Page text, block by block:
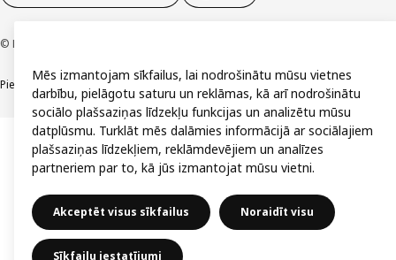
© Inter IKEA Systems B.V. 1999-2026
PiekļūstamībaVispārīgi noteikumiPrivātuma un sīkdatņu politikaKontakti
Mēs izmantojam sīkfailus, lai nodrošinātu mūsu vietnes
darbību, pielāgotu saturu un reklāmas, kā arī nodrošinātu
sociālo plašsaziņas līdzekļu funkcijas un analizētu mūsu
datplūsmu. Turklāt mēs dalāmies informācijā ar sociālajiem
plašsaziņas līdzekļiem, reklāmdevējiem un analīzes
partneriem par to, kā jūs izmantojat mūsu vietni.
Akceptēt visus sīkfailus Noraidīt visu
Sīkfailu iestatījumi